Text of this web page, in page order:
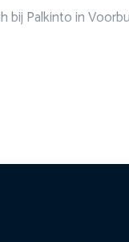
bij Palkinto in